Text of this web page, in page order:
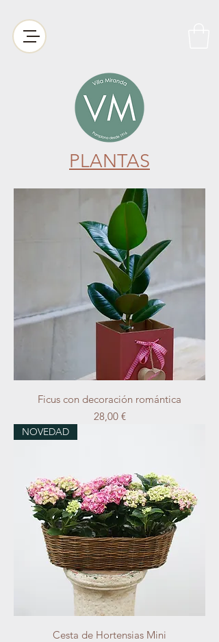
PLANTAS
Ficus con decoración romántica
Precio
28,00 €
NOVEDAD
Cesta de Hortensias Mini